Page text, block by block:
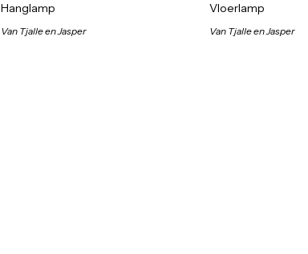
Hanglamp
Van Tjalle en Jasper
Vloerlamp
Van Tjalle en Jasper